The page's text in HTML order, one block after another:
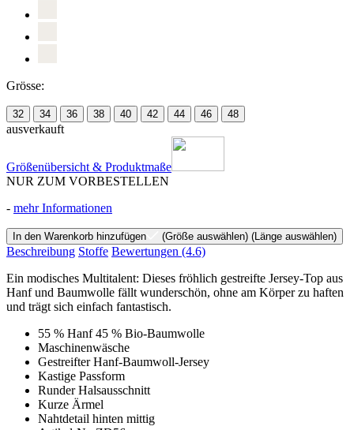
Grösse:
32 34 36 38 40 42 44 46 48
ausverkauft
Größenübersicht & Produktmaße
NUR ZUM VORBESTELLEN
- mehr Informationen
In den Warenkorb hinzufügen (Größe auswählen) (Länge auswählen)
Beschreibung Stoffe Bewertungen (4.6)
Ein modisches Multitalent: Dieses fröhlich gestreifte Jersey-Top aus
Hanf und Baumwolle fällt wunderschön, ohne am Körper zu haften
und trägt sich einfach fantastisch.
55 % Hanf 45 % Bio-Baumwolle
Maschinenwäsche
Gestreifter Hanf-Baumwoll-Jersey
Kastige Passform
Runder Halsausschnitt
Kurze Ärmel
Nahtdetail hinten mittig